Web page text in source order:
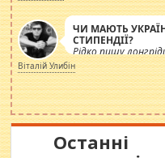
ЧИ МАЮТЬ
СТИПЕНДІЇ?
Рідко пишу
просто дістало!
навколо
роздувається ще
Віталій Улибін
Останні